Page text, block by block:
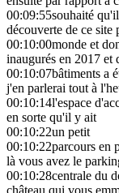
00:09:55souhaité
découverte de ce site
00:10:00monde et
inaugurés en 2017 et
00:10:07bâtiments a
j'en parlerai tout à
00:10:14l'espace
en sorte qu'il y ait
00:10:22un petit
00:10:22parcours en
là vous avez le
00:10:28centrale du